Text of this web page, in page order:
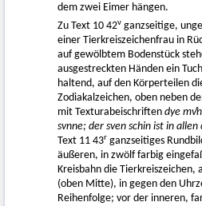
dem zwei Eimer hängen.
Zu Text 10 42v ganzseitige,
einer Tierkreiszeichenfrau in
auf gewölbtem Bodenstück
ausgestreckten Händen ein
haltend, auf den Körperteilen
Zodiakalzeichen, oben neben
mit Texturabeischriften dye
svnne; der sven schin ist in
Text 11 43r ganzseitiges
äußeren, in zwölf farbig
Kreisbahn die Tierkreiszeichen,
(oben Mitte), in gegen den
Reihenfolge; vor der inneren,